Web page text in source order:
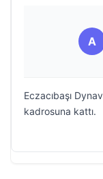
A
Eczacıbaşı
kadrosuna kattı.